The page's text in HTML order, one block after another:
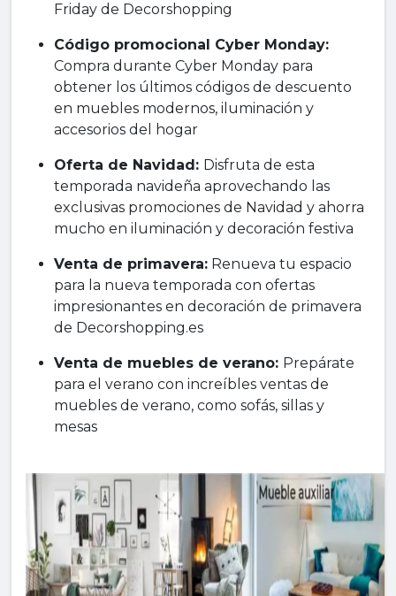
Friday de Decorshopping
Código promocional Cyber Monday:
Compra durante Cyber Monday para
obtener los últimos códigos de descuento
en muebles modernos, iluminación y
accesorios del hogar
Oferta de Navidad: Disfruta de esta
temporada navideña aprovechando las
exclusivas promociones de Navidad y ahorra
mucho en iluminación y decoración festiva
Venta de primavera: Renueva tu espacio
para la nueva temporada con ofertas
impresionantes en decoración de primavera
de Decorshopping.es
Venta de muebles de verano: Prepárate
para el verano con increíbles ventas de
muebles de verano, como sofás, sillas y
mesas